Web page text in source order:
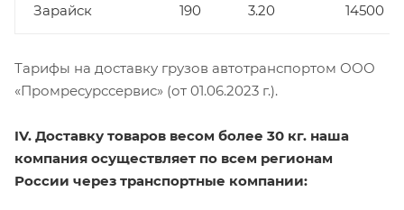
Зарайск 190 3.20 14500
Тарифы на доставку грузов автотранспортом ООО
«Промресурссервис» (от 01.06.2023 г.).
IV. Доставку товаров весом более 30 кг. наша
компания осуществляет по всем регионам
России через транспортные компании: